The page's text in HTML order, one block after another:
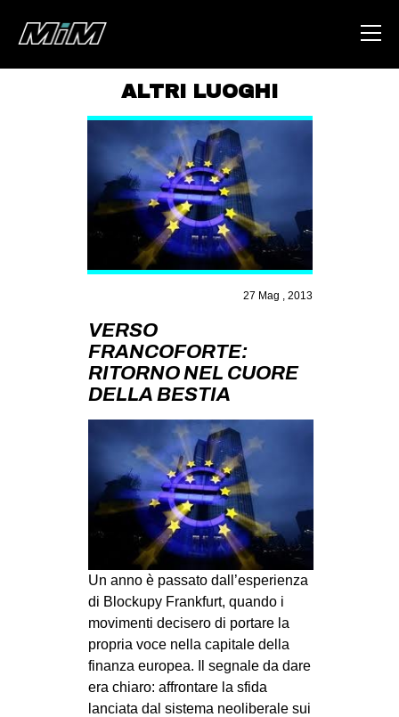
ABOUT
AREA
DEGENERAZIONE
GAZA FREESTYLE
STUDENTI TSUNAMI
ZAM
MOBILITAZIONI
SPAZI
SPORT POPOLARE
MOVIMENTI
AMBIENTE
ANTIFASCISMO
DIRITTO ALL’ABITARE
GENERI
MIGRAZIONI
ALTRI LUOGHI
27 Mag , 2013
VERSO
FRANCOFORTE:
RITORNO NEL CUORE
DELLA BESTIA
Un anno è passato dall’esperienza
di Blockupy Frankfurt, quando i
movimenti decisero di portare la
propria voce nella capitale della
finanza europea. Il segnale da dare
era chiaro: affrontare la sfida
lanciata dal sistema neoliberale sui